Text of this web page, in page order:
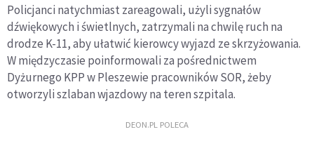
Policjanci natychmiast zareagowali, użyli sygnałów
dźwiękowych i świetlnych, zatrzymali na chwilę ruch na
drodze K-11, aby ułatwić kierowcy wyjazd ze skrzyżowania.
W międzyczasie poinformowali za pośrednictwem
Dyżurnego KPP w Pleszewie pracowników SOR, żeby
otworzyli szlaban wjazdowy na teren szpitala.
DEON.PL POLECA